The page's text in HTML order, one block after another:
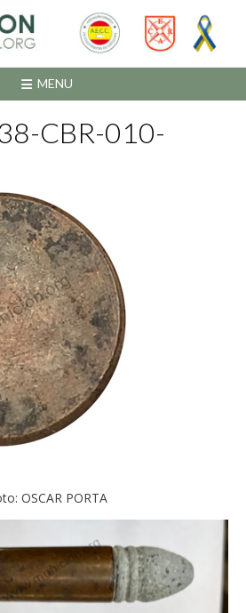
MENU
CBR-010-
OSCAR PORTA